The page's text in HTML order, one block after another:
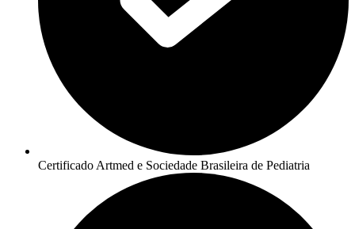
Certificado Artmed e Sociedade Brasileira de Pediatria